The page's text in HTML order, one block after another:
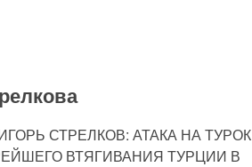
ИГОРЬ СТРЕЛКОВ: АТАКА НА ТУРОК
ВТЯГИВАНИЯ ТУРЦИИ В